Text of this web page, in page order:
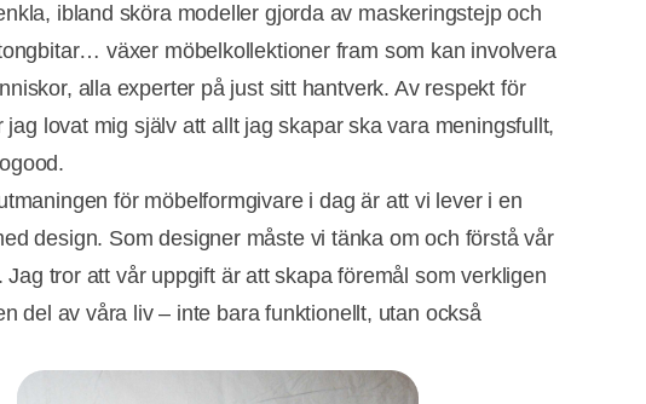
ibland sköra modeller gjorda av maskeringstejp och
växer möbelkollektioner fram som kan involvera
alla experter på just sitt hantverk. Av respekt för
jag lovat mig själv att allt jag skapar ska vara meningsfullt,
för möbelformgivare i dag är att vi lever i en
design. Som designer måste vi tänka om och förstå vår
Jag tror att vår uppgift är att skapa föremål som verkligen
del av våra liv – inte bara funktionellt, utan också